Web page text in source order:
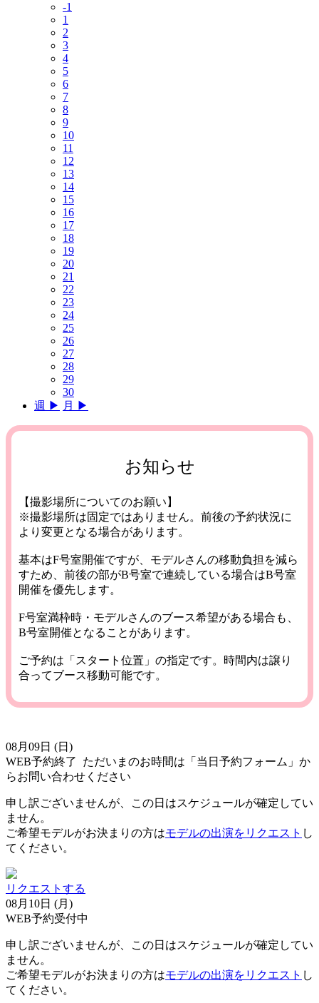
-1
1
2
3
4
5
6
7
8
9
10
11
12
13
14
15
16
17
18
19
20
21
22
23
24
25
26
27
28
29
30
週 ▶︎ 月 ▶︎
お知らせ
【撮影場所についてのお願い】
※撮影場所は固定ではありません。前後の予約状況に
より変更となる場合があります。
基本はF号室開催ですが、モデルさんの移動負担を減ら
すため、前後の部がB号室で連続している場合はB号室
開催を優先します。
F号室満枠時・モデルさんのブース希望がある場合も、
B号室開催となることがあります。
ご予約は「スタート位置」の指定です。時間内は譲り
合ってブース移動可能です。
08月09日 (日)
WEB予約終了
ただいまのお時間は「当日予約フォーム」か
らお問い合わせください
申し訳ございませんが、この日はスケジュールが確定してい
ません。
ご希望モデルがお決まりの方はモデルの出演をリクエスト し
てください。
リクエストする
08月10日 (月)
WEB予約受付中
申し訳ございませんが、この日はスケジュールが確定してい
ません。
ご希望モデルがお決まりの方はモデルの出演をリクエスト し
てください。